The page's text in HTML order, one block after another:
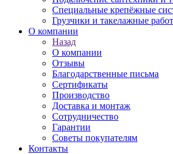
Специальные крепёжные
Грузчики и такелажные
О компании
Назад
О компании
Отзывы
Благодарственные письма
Сертификаты
Производство
Доставка и монтаж
Сотрудничество
Гарантии
Советы покупателям
Контакты